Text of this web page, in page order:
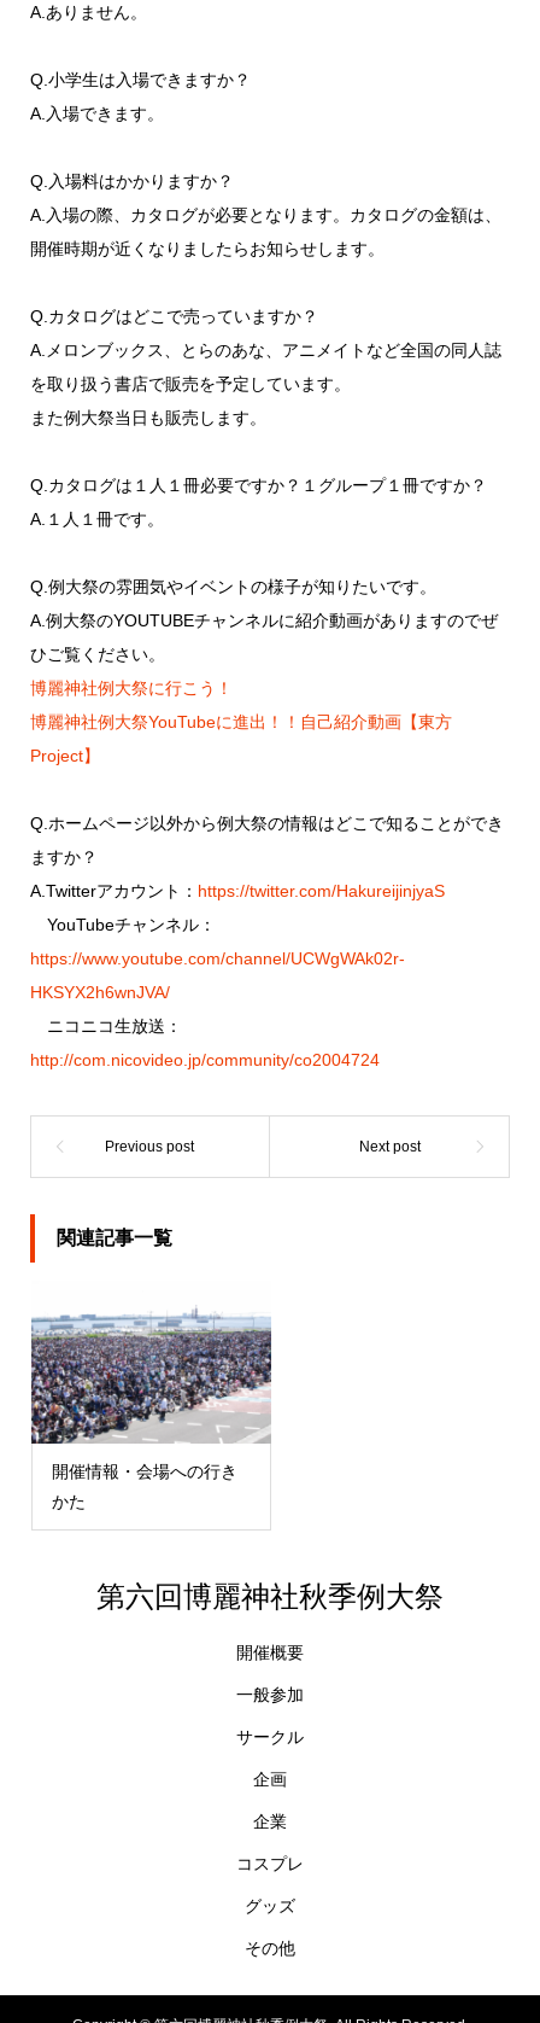
A.ありません。
Q.小学生は入場できますか？
A.入場できます。
Q.入場料はかかりますか？
A.入場の際、カタログが必要となります。カタログの金額は、
開催時期が近くなりましたらお知らせします。
Q.カタログはどこで売っていますか？
A.メロンブックス、とらのあな、アニメイトなど全国の同人誌
を取り扱う書店で販売を予定しています。
また例大祭当日も販売します。
Q.カタログは１人１冊必要ですか？１グループ１冊ですか？
A.１人１冊です。
Q.例大祭の雰囲気やイベントの様子が知りたいです。
A.例大祭のYOUTUBEチャンネルに紹介動画がありますのでぜ
ひご覧ください。
博麗神社例大祭に行こう！
博麗神社例大祭YouTubeに進出！！自己紹介動画【東方
Project】
Q.ホームページ以外から例大祭の情報はどこで知ることができ
ますか？
A.Twitterアカウント： https://twitter.com/HakureijinjyaS
YouTubeチャンネル：
https://www.youtube.com/channel/UCWgWAk02r-
HKSYX2h6wnJVA/
ニコニコ生放送：
http://com.nicovideo.jp/community/co2004724
関連記事一覧
開催情報・会場への行き
かた
第六回博麗神社秋季例大祭
開催概要
一般参加
サークル
企画
企業
コスプレ
グッズ
その他